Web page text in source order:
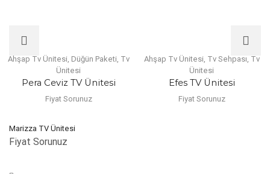
Ahşap Tv Ünitesi Düğün Paketi Tv
Ünitesi
Pera Ceviz TV Ünitesi
Fiyat Sorunuz
Ahşap Tv Ünitesi Tv Sehpası Tv
Ünitesi
Efes TV Ünitesi
Fiyat Sorunuz
Marizza TV Ünitesi
Fiyat Sorunuz